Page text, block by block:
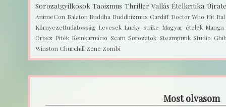
Sorozatgyilkosok Taoizmus Thriller Vallás Ételkritika
AnimeCon Balaton Buddha Buddhizmus Cardiff Doctor Who Hit
Környezettudatosság Levesek Lucky strike Magyar ételek Manga
Orosz Piték Reinkarnáció Scam Sorozatok Steampunk Studio
Winston Churchill Zene Zombi
Most olvasom